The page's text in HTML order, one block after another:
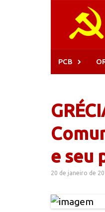
PCB
e seu
20 de janeiro de